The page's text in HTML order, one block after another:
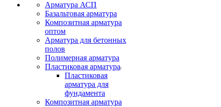
Арматура АСП
Базальтовая арматура
Композитная арматура
оптом
Арматура для бетонных
полов
Полимерная арматура
Пластиковая арматура
Пластиковая
арматура для
фундамента
Композитная арматура